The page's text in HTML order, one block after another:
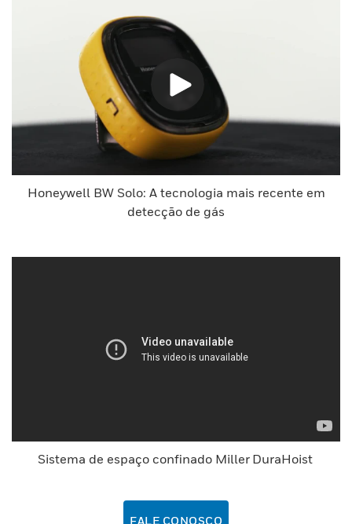
Honeywell BW Solo: A tecnologia mais recente em
detecção de gás
Sistema de espaço confinado Miller DuraHoist
FALE CONOSCO